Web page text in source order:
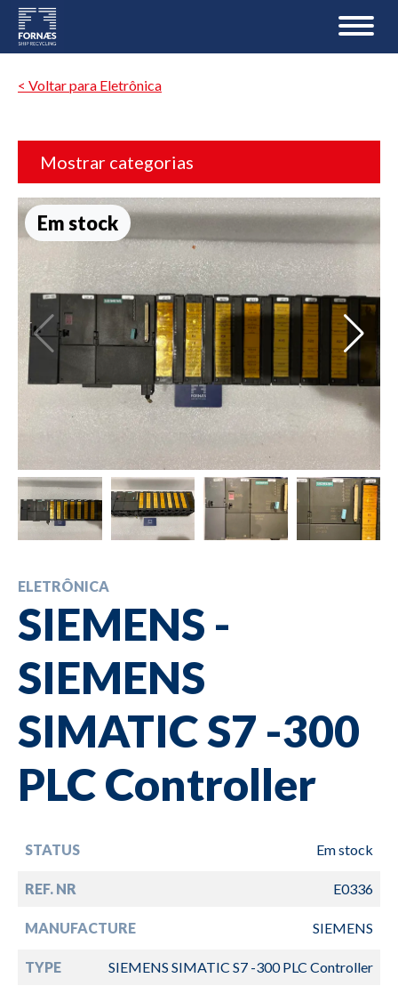
< Voltar para Eletrônica
Mostrar categorias
Em stock
ELETRÔNICA
SIEMENS -
SIEMENS
SIMATIC S7 -300
PLC Controller
STATUS Em stock
REF. NR E0336
MANUFACTURE SIEMENS
TYPE SIEMENS SIMATIC S7 -300 PLC Controller